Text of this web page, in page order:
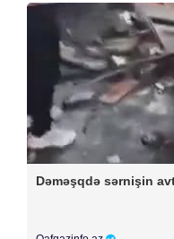
Dəməşqdə sərnişin